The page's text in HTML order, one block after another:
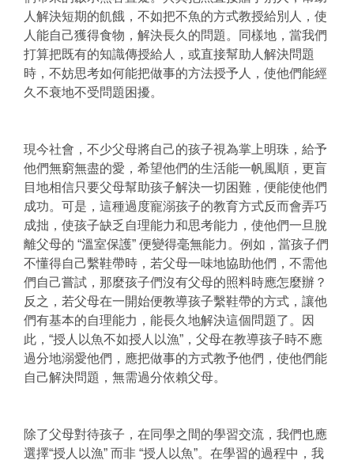
人解決短期的飢餓，不如把不魚的方式教授給別人，使
人能自己獲得食物，解決長久的問題。同樣地，當我們
打算把既有的知識傳授給人，或直接幫助人解決問題
時，不妨思考如何能把做事的方法授予人，使他們能經
久不衰地不受問題困擾。
現今社會，不少父母將自己的孩子視為掌上明珠，給予
他們無窮無盡的愛，希望他們的生活能一帆風順，更盲
目地相信只要父母幫助孩子解決一切困難，便能使他們
成功。可是，這種過度寵溺孩子的教育方式反而會弄巧
成拙，使孩子缺乏自理能力和思考能力，使他們一旦脫
離父母的 “溫室保護” 便變得毫無能力。例如，當孩子們
不懂得自己繫鞋帶時，若父母一味地協助他們，不需他
們自己嘗試，那麼孩子們沒有父母的照料時應怎麼辦？
反之，若父母在一開始便教導孩子繫鞋帶的方式，讓他
們有基本的自理能力，能長久地解決這個問題了。因
此，“授人以魚不如授人以漁”，父母在教導孩子時不應
過分地溺愛他們，應把做事的方式教予他們，使他們能
自己解決問題，無需過分依賴父母。
除了父母對待孩子，在同學之間的學習交流，我們也應
選擇“授人以漁” 而非 “授人以魚”。在學習的過程中，我